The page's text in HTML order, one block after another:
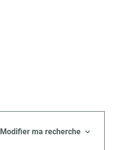
Modifier ma recherche